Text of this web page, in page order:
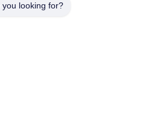
looking for?